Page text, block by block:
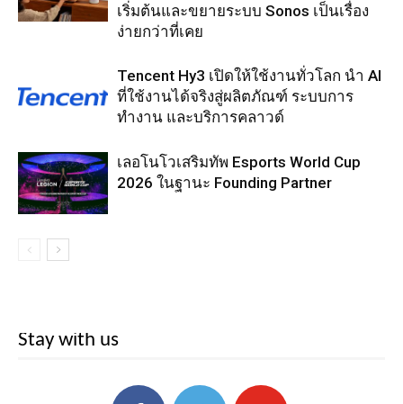
เริ่มต้นและขยายระบบ Sonos เป็นเรื่อง
ง่ายกว่าที่เคย
Tencent Hy3 เปิดให้ใช้งานทั่วโลก นำ AI
ที่ใช้งานได้จริงสู่ผลิตภัณฑ์ ระบบการ
ทำงาน และบริการคลาวด์
เลอโนโวเสริมทัพ Esports World Cup
2026 ในฐานะ Founding Partner
Stay with us